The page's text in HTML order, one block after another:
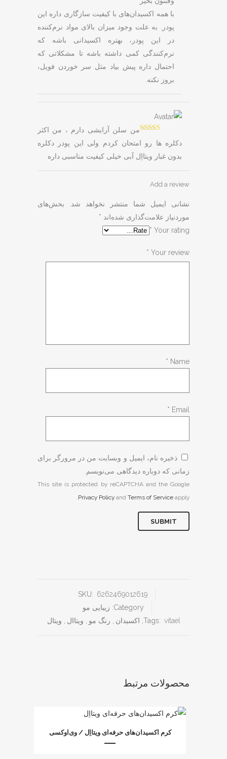
با همه اکسیدان‌های با کیفیت سازگاری داره این
پودر. به علت وجود میزان بالای مواد نرم‌کننده
در این پودر، بهتره اکسیدانی باشه که
نرم‌کنندگی کمی داشته باشه تا مشکلاتی که
احتمال داره پیش بیاد مثل سر خوردن فویل،
بروز نکنه.
Rated
out
of 5
من سلن آرایشی دارم ، من اکثر
دکلره ها رو امتحان کردم ولی این پودر دکلره
بدون غبار ویتااِل آبی خیلی کیفیت مناسبی داره
Add a review
نشانی ایمیل شما منتشر نخواهد شد.
بخش‌های
موردنیاز علامت‌گذاری شده‌اند *
Your rating
*
Your review
*
Name
*
Email
*
ذخیره نام، ایمیل و وبسایت من در مرورگر برای
زمانی که دوباره دیدگاهی می‌نویسم.
This site is protected by reCAPTCHA and the Google
Privacy Policy and Terms of Service apply.
SKU: 6262469012619
Category: زیبایی مو
Tags: vitael اکسیدان رنگ مو ویتاال ویتال
محصولات مرتبط
کرم اکسیدان‌های حرفه‌ای ویتااِل / وی‌اوکسی